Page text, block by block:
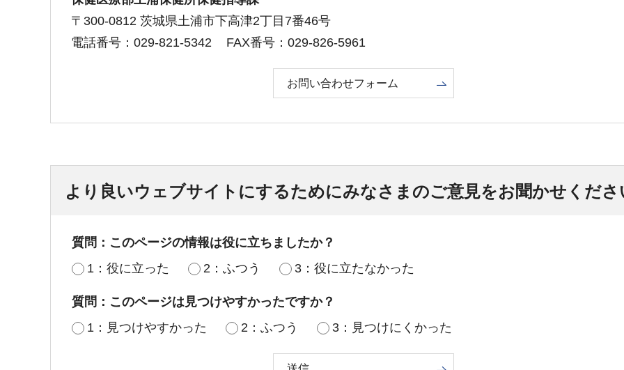
〒300-0812 茨城県土浦市下高津2丁目7番46号
電話番号：029-821-5342
FAX番号：029-826-5961
お問い合わせフォーム
より良いウェブサイトにするためにみなさまのご意見をお聞かせくださ
質問：このページの情報は役に立ちましたか？
1：役に立った
2：ふつう 3：役に立たなかった
質問：このページは見つけやすかったですか？
1：見つけやすかった
2：ふつう 3：見つけにくかった